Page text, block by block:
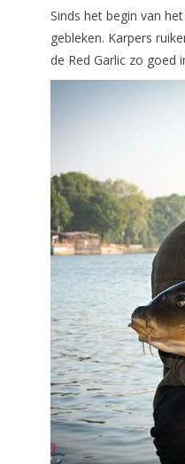
Sinds het begin van
gebleken. Karpers
de Red Garlic zo